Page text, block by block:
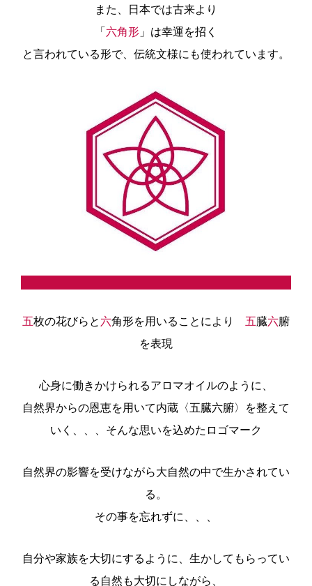
また、日本では古来より
「 六角形 」は幸運を招く
と言われている形で、伝統文様にも使われています。
五枚の花びらと 六角形を用いることにより 五臓六腑
を表現
心身に働きかけられるアロマオイルのように、
自然界からの恩恵を用いて内蔵〈五臓六腑〉を整えて
いく、、、そんな思いを込めたロゴマーク
自然界の影響を受けながら大自然の中で生かされてい
る。
その事を忘れずに、、、
自分や家族を大切にするように、生かしてもらってい
る自然も大切にしながら、